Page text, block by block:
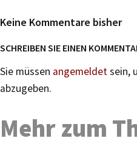
Keine Kommentare bisher
SCHREIBEN SIE EINEN
Sie müssen angemeldetsein,
abzugeben.
Mehr zum